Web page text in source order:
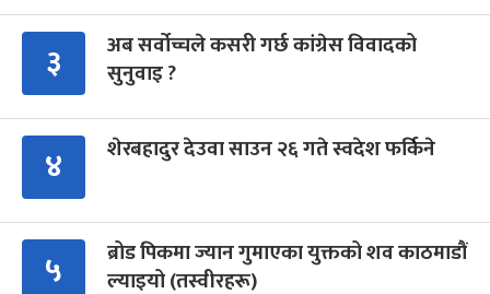
३
अब सर्वोच्चले कसरी गर्छ कांग्रेस विवादको
सुनुवाइ ?
४ शेरबहादुर देउवा साउन २६ गते स्वदेश फर्किने
५
ब्रोड पिकमा ज्यान गुमाएका युक्तको शव काठमाडौं
ल्याइयो (तस्वीरहरू)